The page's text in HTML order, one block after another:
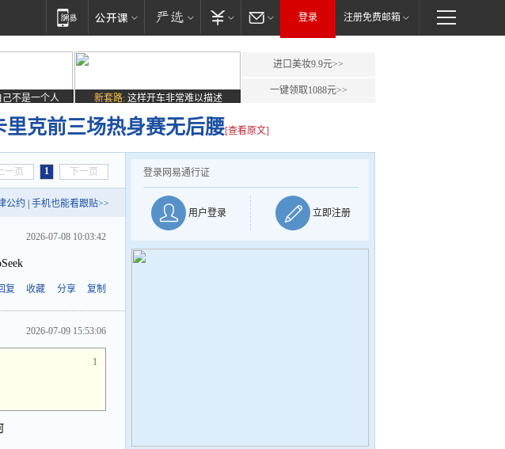
登录 注册免费邮箱
己不是一个人 新套路: 这样开车非常难以描述
进口美妆9.9元>>
一键领取1088元>>
克前三场热身赛无后腰[查看原文]
一页 1 下一页
公约 手机也能看跟贴>>
2026-07-08 10:03:42
复 收藏 分享 复制
2026-07-09 15:53:06
1
登录网易通行证
用户登录 立即注册